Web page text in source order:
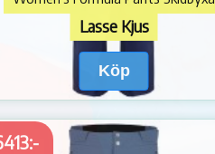
Lasse Kjus
Köp